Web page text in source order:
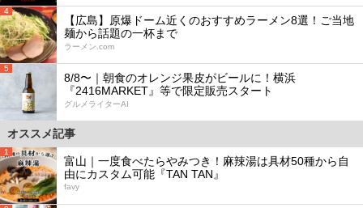
4
【広島】原爆ドーム近くのおすすめラーメン8選！ご当地
麺から話題の一杯まで
ラーメン.com
5
8/8〜｜朝食のオレンジ果皮がビールに！横浜
『2416MARKET』等で限定販売スタート
グルメライターAI
オススメ記事
1
富山｜一度食べたらやみつき！麻辣湯は具材50種から自
由にカスタム可能『TAN TAN』
favy